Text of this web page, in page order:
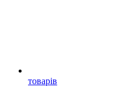
товарів